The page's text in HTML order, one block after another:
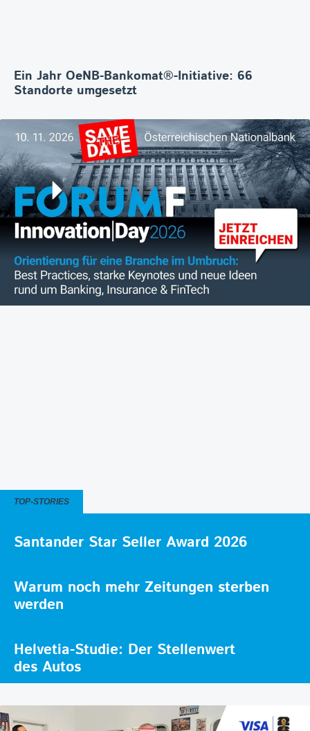
Ein Jahr OeNB-Bankomat®-Initiative: 66
Standorte umgesetzt
TOP-STORIES
Santander Star Seller Award 2026
Warum noch mehr Zeitungen sterben
werden
Helvetia-Studie: Der Stellenwert
des Autos